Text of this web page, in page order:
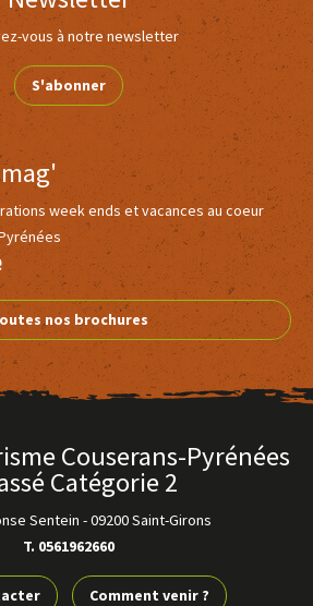
vous à notre newsletter
S'abonner
week ends et vacances au coeur
Version
Calaméo
nos brochures
Couserans-Pyrénées
Catégorie 2
Sentein -09200 Saint-Girons
T. 0561962660
Comment venir ?